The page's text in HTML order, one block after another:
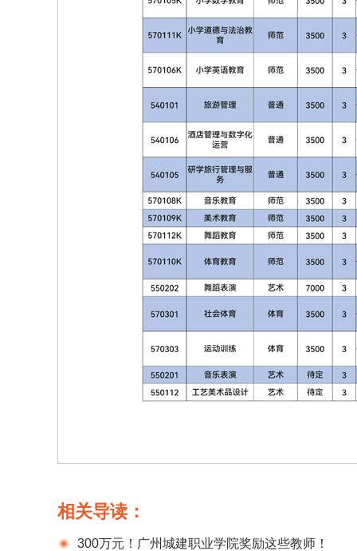
相关导读：
300万元！广州城建职业学院奖励这些教师！